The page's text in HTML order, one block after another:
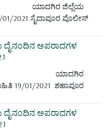
ಜಿಲ್ಲೆಯ
2021 ಸೈದಾಪೂರ ಪೊಲೀಸ್
ಅಪರಾದಗಳ
19/01/2021 ಶಹಾಪೂರ
ಅಪರಾದಗಳ